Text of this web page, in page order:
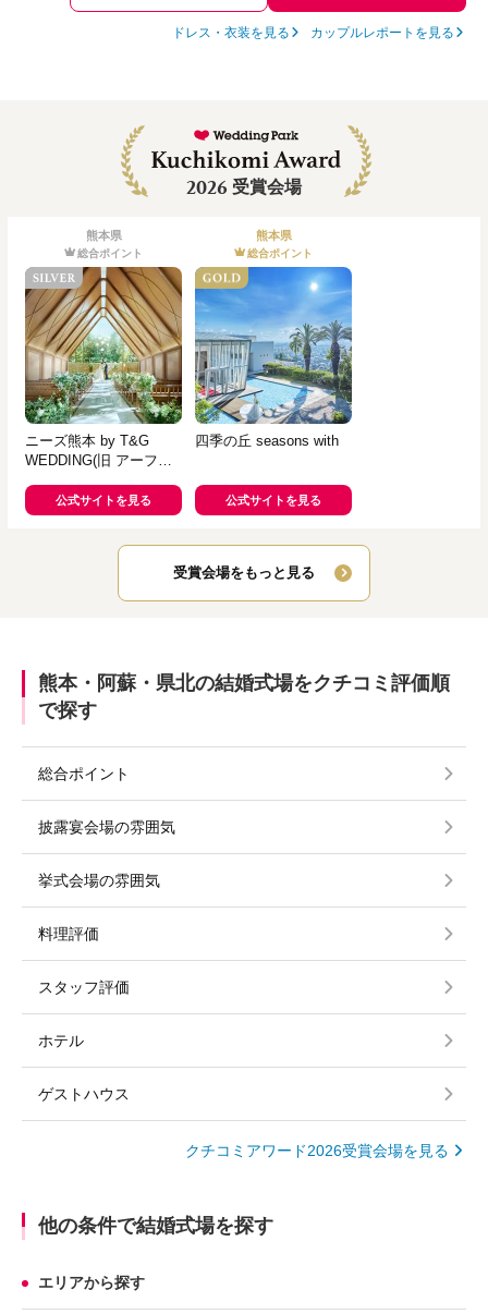
ドレス・衣装を見る カップルレポートを見る
2026 受賞会場
熊本県
総合ポイント
ニーズ熊本 by T&G
WEDDING(旧 アーフェ
公式サイトを見る
熊本県
総合ポイント
四季の丘 seasons with
公式サイトを見る
受賞会場をもっと見る
熊本・阿蘇・県北の結婚式場をクチコミ評価順
で探す
総合ポイント
披露宴会場の雰囲気
挙式会場の雰囲気
料理評価
スタッフ評価
ホテル
ゲストハウス
クチコミアワード2026受賞会場を見る
他の条件で結婚式場を探す
エリアから探す